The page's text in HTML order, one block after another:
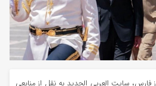
فارس، سایت العربی الجدید به نقل از منابعی